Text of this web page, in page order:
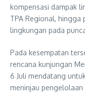
kompensasi dampak
TPA Regional, hingga
lingkungan pada
Pada kesempatan
rencana kunjungan
6 Juli mendatang
meninjau